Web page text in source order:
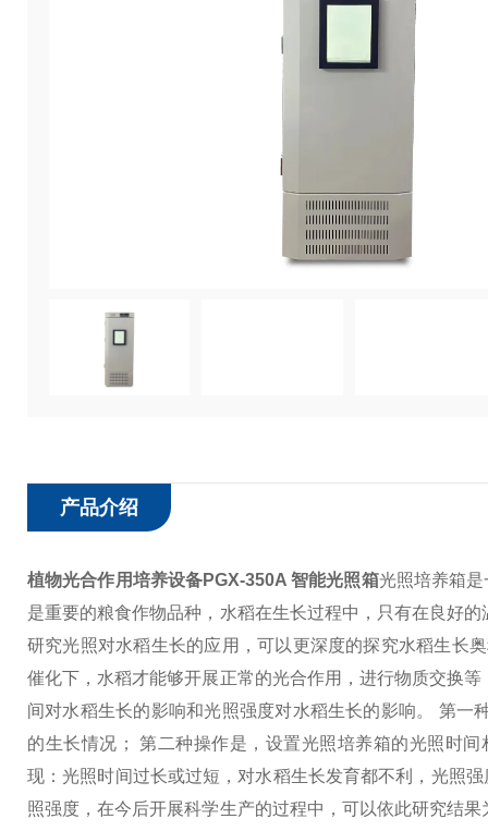
产品介绍
植物光合作用培养设备PGX-350A 智能光照箱光照培养箱
是重要的粮食作物品种，水稻在生长过程中，只有在良好
研究光照对水稻生长的应用，可以更深度的探究水稻生长
催化下，水稻才能够开展正常的光合作用，进行物质交换
间对水稻生长的影响和光照强度对水稻生长的影响。 第
的生长情况； 第二种操作是，设置光照培养箱的光照时
现：光照时间过长或过短，对水稻生长发育都不利，光照
照强度，在今后开展科学生产的过程中，可以依此研究结